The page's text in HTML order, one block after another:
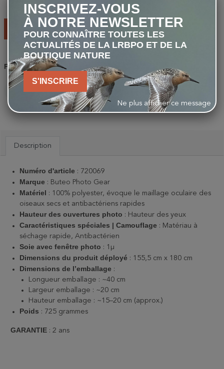
- +
AJOUTER AU PANIER
Partager
PARTAGERTWEETPINTEREST
Description
Numéro d'article : 720069
Marque : Buteo Photo Gear
Matériel : 100% polyester, évoque le maillage oculaire des
oiseaux secs et antibactériens rapides
Hauteur des ouvertures photo : Hauteur des yeux
Caractéristiques spéciales | Camouflage : Matériau à
séchage rapide, Antibactérien
Soie avec fenêtre photo : 1µ
Dimensions du produit déployé : 155,5 cm x 180 cm
Dimensions de l’emballage :
Longueur emballage : ~40 cm
Largeur emballage : ~20 cm
Hauteur emballage : ~15–20 cm (approx.)
Poids : 725 grammes
GARANTIE : 2 ans
INSCRIVEZ-VOUS
À NOTRE NEWSLETTER
POUR CONNAÎTRE TOUTES LES
ACTUALITÉS DE LA LRBPO ET DE LA
BOUTIQUE NATURE
S'INSCRIRE
Ne plus afficher ce message